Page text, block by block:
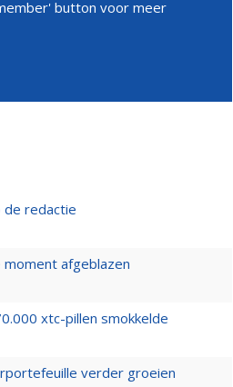
button voor meer
de redactie
moment afgeblazen
xtc-pillen smokkelde
verder groeien